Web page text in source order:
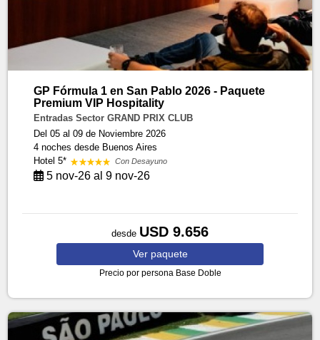
GP Fórmula 1 en San Pablo 2026 - Paquete
Premium VIP Hospitality
Entradas Sector GRAND PRIX CLUB
Del 05 al 09 de Noviembre 2026
4 nochesdesde Buenos Aires
Hotel 5*
Con Desayuno
5 nov-26 al 9 nov-26
desde USD 9.656
Ver paquete
Precio por persona Base Doble